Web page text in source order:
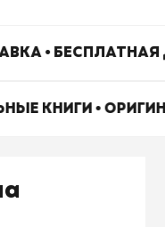
•
КНИГИ •